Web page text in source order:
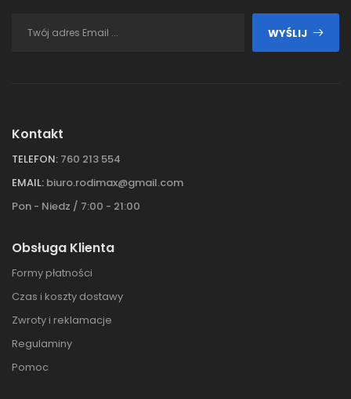
WYŚLIJ
Kontakt
TELEFON: 760 213 554
EMAIL: biuro.rodimax@gmail.com
Pon - Niedz / 7:00 - 21:00
Obsługa Klienta
Formy płatności
Czas i koszty dostawy
Zwroty i reklamacje
Regulaminy
Pomoc